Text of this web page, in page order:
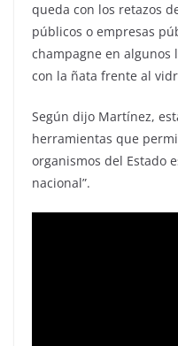
queda con los retazos
públicos o empresas
champagne en algunos
con la ñata frente al
Según dijo Martínez,
herramientas que
organismos del Estado
nacional”.